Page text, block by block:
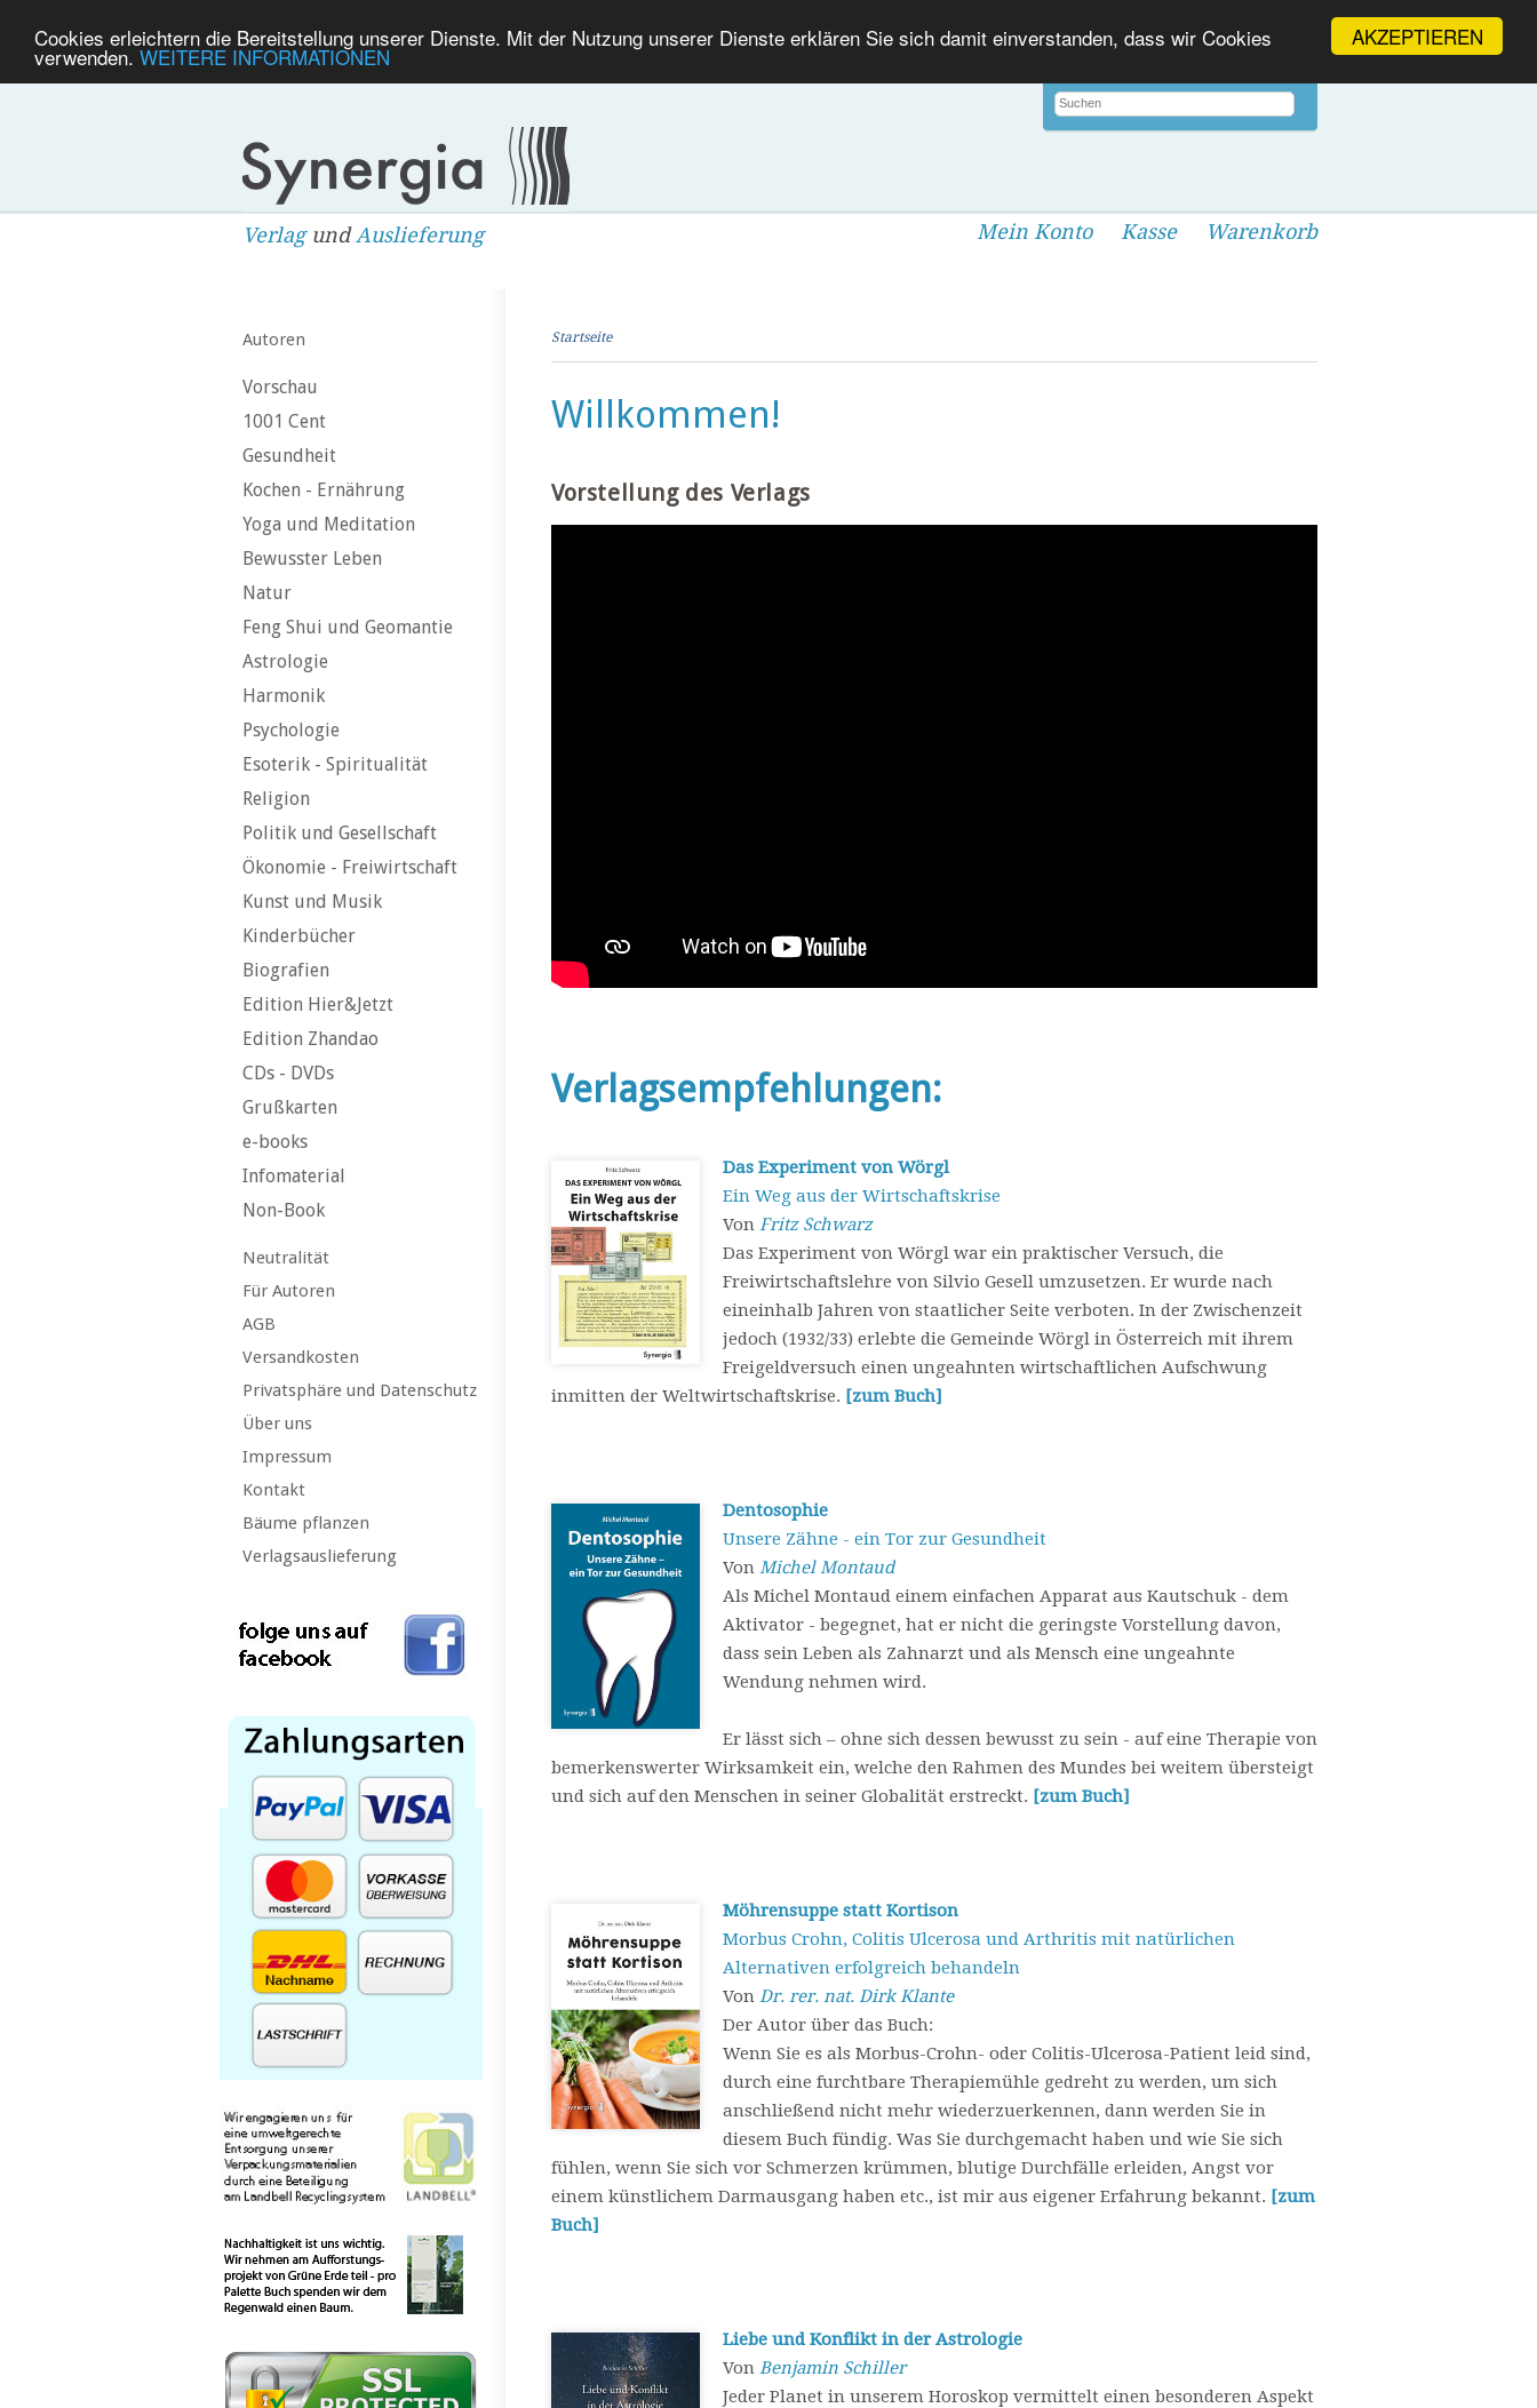
AKZEPTIEREN
Cookies erleichtern die Bereitstellung unserer Dienste. Mit der Nutzung unserer Dienste erklären Sie sich damit einverstanden, dass wir Cookies
verwenden. WEITERE INFORMATIONEN
VerlagundAuslieferung Mein Konto Kasse Warenkorb
Autoren
Vorschau
1001 Cent
Gesundheit
Kochen - Ernährung
Yoga und Meditation
Bewusster Leben
Natur
Feng Shui und Geomantie
Astrologie
Harmonik
Psychologie
Esoterik - Spiritualität
Religion
Politik und Gesellschaft
Ökonomie - Freiwirtschaft
Kunst und Musik
Kinderbücher
Biografien
Edition Hier&Jetzt
Edition Zhandao
CDs - DVDs
Grußkarten
e-books
Infomaterial
Non-Book
Neutralität
Für Autoren
AGB
Versandkosten
Privatsphäre und Datenschutz
Über uns
Impressum
Kontakt
Bäume pflanzen
Verlagsauslieferung
Startseite
Willkommen!
Vorstellung des Verlags
Verlagsempfehlungen:
Das Experiment von Wörgl
Ein Weg aus der Wirtschaftskrise
Von Fritz Schwarz
Das Experiment von Wörgl war ein praktischer Versuch, die
Freiwirtschaftslehre von Silvio Gesell umzusetzen. Er wurde nach
eineinhalb Jahren von staatlicher Seite verboten. In der Zwischenzeit
jedoch (1932/33) erlebte die Gemeinde Wörgl in Österreich mit ihrem
Freigeldversuch einen ungeahnten wirtschaftlichen Aufschwung
inmitten der Weltwirtschaftskrise. [zum Buch]
Dentosophie
Unsere Zähne - ein Tor zur Gesundheit
Von Michel Montaud
Als Michel Montaud einem einfachen Apparat aus Kautschuk - dem
Aktivator - begegnet, hat er nicht die geringste Vorstellung davon,
dass sein Leben als Zahnarzt und als Mensch eine ungeahnte
Wendung nehmen wird.
Er lässt sich – ohne sich dessen bewusst zu sein - auf eine Therapie von
bemerkenswerter Wirksamkeit ein, welche den Rahmen des Mundes bei weitem übersteigt
und sich auf den Menschen in seiner Globalität erstreckt. [zum Buch]
Möhrensuppe statt Kortison
Morbus Crohn, Colitis Ulcerosa und Arthritis mit natürlichen
Alternativen erfolgreich behandeln
Von Dr. rer. nat. Dirk Klante
Der Autor über das Buch:
Wenn Sie es als Morbus-Crohn- oder Colitis-Ulcerosa-Patient leid sind,
durch eine furchtbare Therapiemühle gedreht zu werden, um sich
anschließend nicht mehr wiederzuerkennen, dann werden Sie in
diesem Buch fündig. Was Sie durchgemacht haben und wie Sie sich
fühlen, wenn Sie sich vor Schmerzen krümmen, blutige Durchfälle erleiden, Angst vor
einem künstlichem Darmausgang haben etc., ist mir aus eigener Erfahrung bekannt. [zum
Buch]
Liebe und Konflikt in der Astrologie
Von Benjamin Schiller
Jeder Planet in unserem Horoskop vermittelt einen besonderen Aspekt